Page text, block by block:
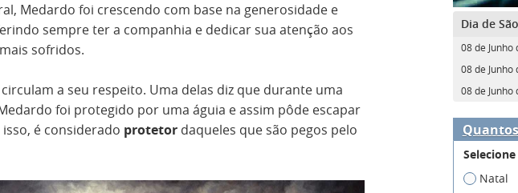
Medardo foi crescendo com base na generosidade e
sempre ter a companhia e dedicar sua atenção aos
sofridos.
a seu respeito. Uma delas diz que durante uma
foi protegido por uma águia e assim pôde escapar
é considerado protetor daqueles que são pegos pelo
Dia de
08 de Junho
08 de Junho
08 de Junho
Natal